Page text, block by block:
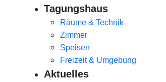
Tagungshaus
Räume & Technik
Zimmer
Speisen
Freizeit & Umgebung
Aktuelles